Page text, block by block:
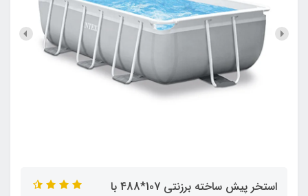
استخر پیش ساخته برزنتی 107*488 با